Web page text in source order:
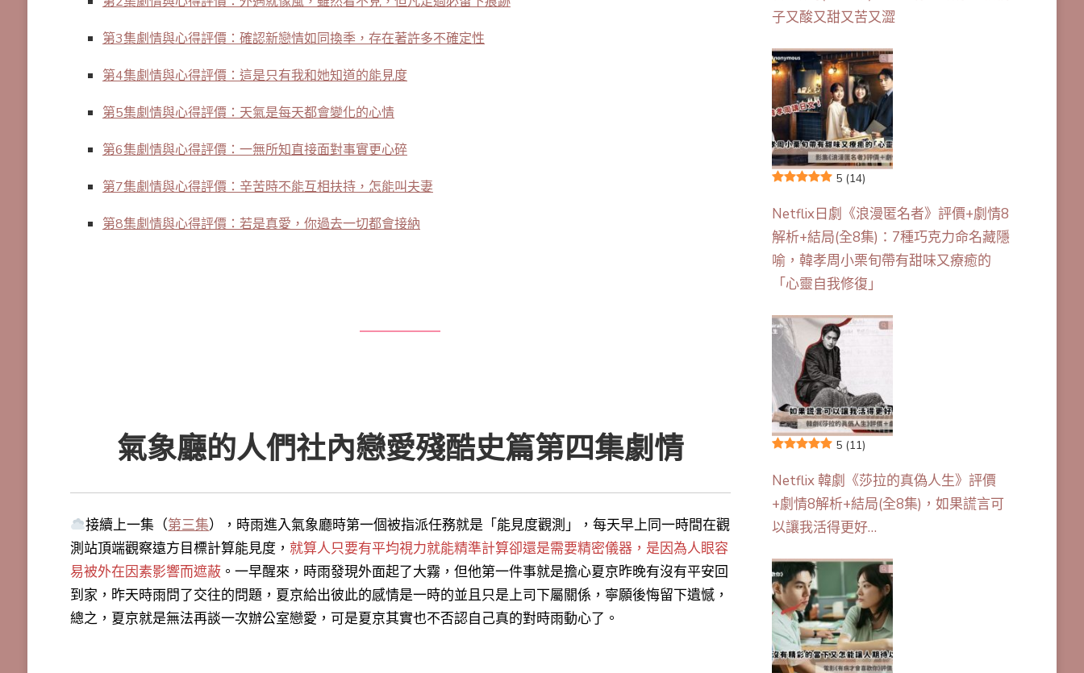
第3集劇情與心得評價：確認新戀情如同換季，存在著許多不確定性
第4集劇情與心得評價：這是只有我和她知道的能見度
第5集劇情與心得評價：天氣是每天都會變化的心情
第6集劇情與心得評價：一無所知直接面對事實更心碎
第7集劇情與心得評價：辛苦時不能互相扶持，怎能叫夫妻
第8集劇情與心得評價：若是真愛，你過去一切都會接納
氣象廳的人們社內戀愛殘酷史篇第四集劇情
接續上一集（第三集），時雨進入氣象廳時第一個被指派任務就是「能見度觀測」，每天早上同一時間在觀
測站頂端觀察遠方目標計算能見度， 就算人只要有平均視力就能精準計算卻還是需要精密儀器，是因為人眼容
易被外在因素影響而遮蔽。一早醒來，時雨發現外面起了大霧，但他第一件事就是擔心夏京昨晚有沒有平安回
到家，昨天時雨問了交往的問題，夏京給出彼此的感情是一時的並且只是上司下屬關係，寧願後悔留下遺憾，
總之，夏京就是無法再談一次辦公室戀愛，可是夏京其實也不否認自己真的對時雨動心了。
子又酸又甜又苦又澀
5 (14)
Netflix日劇《浪漫匿名者》評價+劇情8
解析+結局(全8集)：7種巧克力命名藏隱
喻，韓孝周小栗旬帶有甜味又療癒的
「心靈自我修復」
5 (11)
Netflix 韓劇《莎拉的真偽人生》評價
+劇情8解析+結局(全8集)，如果謊言可
以讓我活得更好…